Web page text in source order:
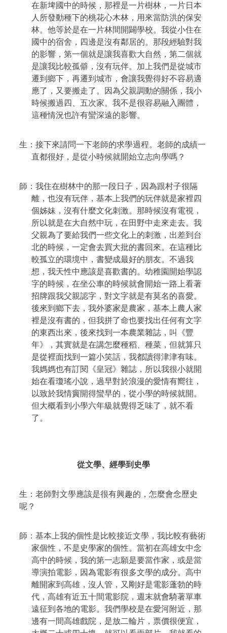
在新埤國中的時候，那裡是一片樹林，一片日本
人所發動種下的桃花心木林，用來當防洪的保安
林。他等於是在一片林間開闢學校。我從小住在
國中的宿舍，四邊是沒有鄰居的。那段經驗對我
的影響，第一個就是讓我喜歡大自然，第二個就
是讓我比較孤僻，沒有玩伴。加上我們是從城市
遷到鄉下，再遷到城市，會讓我覺得好不容易適
應了，又要搬走了。因為父親調動的關係，我小
時候搬過四、五次家。我不是很容易融入團體，
這種情況也許有蠻深遠的影響。
生：接下來請問一下老師的求學過程。老師的成績一
直都很好，是從小時候就開始立志向學嗎？
師：我住在樹林中的那一段日子，因為跟村子很隔
離，也沒有玩伴，基本上我們的玩伴就是家裡四
個姊妹，沒有什麼文化刺激。那時候沒有電視，
所以就是在大自然中玩，在田野中走來走去。我
父親為了要給我們一些文化上的刺激，出差到台
北的時候，一定會去買大批的書回來。在這種比
較孤立的環境中，書變成最好的朋友。不過我
想，我天性中應該是喜歡書的。幼稚園開始學認
字的時候，在坐公車的時候就會開始一路上看著
招牌跟我父親認字，對文字就是有莫名的喜愛。
後來到鄉下去，我外婆家是農家，基本上農人家
裡是沒有書的，但我拼了命也要找出任何有文字
的東西出來，後來找到一本農業雜誌，叫《豐
年》，其實就是在講怎麼種稻、種菜，但就算只
是從裡面找到一篇小笑話，我都讀得津津有味。
我媽媽也有訂閱《皇冠》雜誌，所以我很小就開
始在看瓊瑤小說，過早對於浪漫的愛情有嚮往，
以致於我情竇開得蠻早的，從小學的時候就開。
但大概看到小學六年級就覺得乏味了，就不看
了。
從文學、經學到史學
生：老師對文學應該是很有興趣的，怎麼會念歷史
呢？
師：基本上我的個性是比較接近文學，我比較有藝術
家個性，不是史學家的個性。當初在高雄女中念
高中的時候，我的第一志願是要當作家，或是當
導演拍電影，因為電影有很多文學的成分。高中
離開家到高雄，沒人管，又剛好是電影蓬勃的時
代，高雄有近五十間電影院，週末就會騎著單車
遠征到各地的電影。我們學校是在愛河附近，那
邊有一間高雄戲院，是放二輪片，票價很便宜，